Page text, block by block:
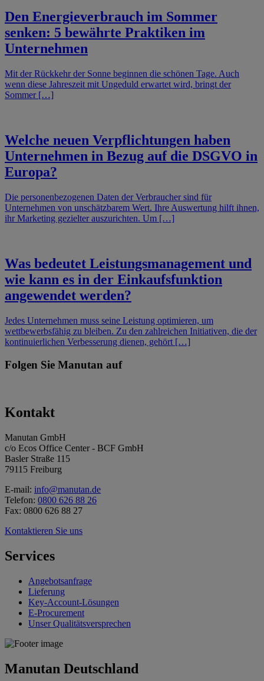
Den Energieverbrauch im Sommer
senken: 5 bewährte Praktiken im
Unternehmen
Mit der Rückkehr der Sonne beginnen die schönen Tage. Auch
wenn diese Jahreszeit mit Ungeduld erwartet wird, bringt der
Sommer […]
Welche neuen Verpflichtungen haben
Unternehmen in Bezug auf die DSGVO in
Europa?
Die personenbezogenen Daten der Verbraucher sind für
Unternehmen von unschätzbarem Wert. Ihre Auswertung hilft ihnen,
ihr Marketing gezielter auszurichten. Um […]
Was bedeutet Leistungsmanagement und
wie kann es in der Einkaufsfunktion
angewendet werden?
Jedes Unternehmen muss seine Leistung optimieren, um
wettbewerbsfähig zu bleiben. Zu den zahlreichen Initiativen, die der
kontinuierlichen Verbesserung dienen, gehört […]
Folgen Sie Manutan auf
Kontakt
Manutan GmbH
c/o Ecos Office Center - BCF GmbH
Basler Straße 115
79115 Freiburg
E-mail: info@manutan.de
Telefon: 0800 626 88 26
Fax: 0800 626 88 27
Kontaktieren Sie uns
Services
Angebotsanfrage
Lieferung
Key-Account-Lösungen
E-Procurement
Unser Qualitätsversprechen
Manutan Deutschland